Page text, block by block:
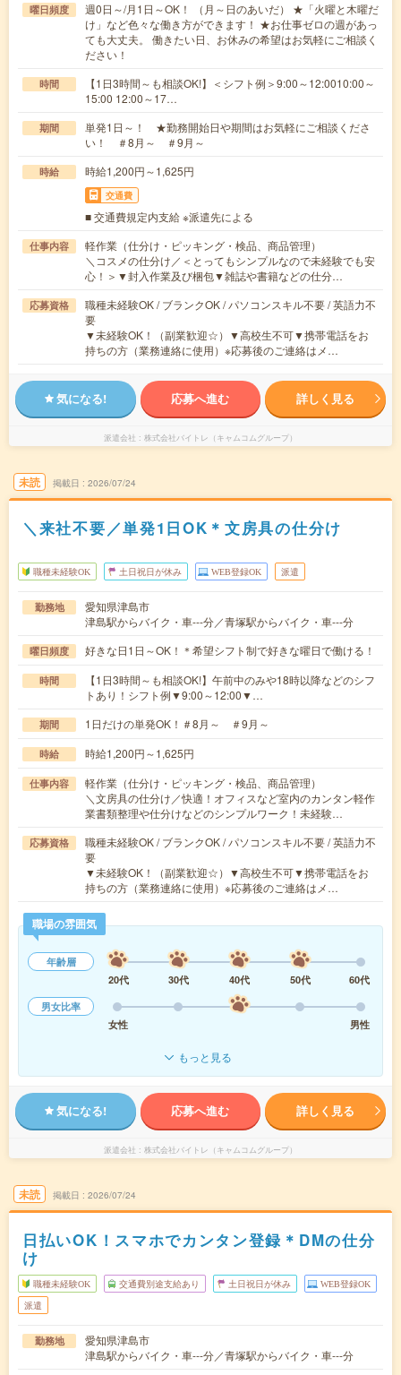
曜日頻度
週0日～/月1日～OK！ （月～日のあいだ） ★「火曜と木曜だ
け」など色々な働き方ができます！ ★お仕事ゼロの週があっ
ても大丈夫。 働きたい日、お休みの希望はお気軽にご相談く
ださい！
時間
【1日3時間～も相談OK!】＜シフト例＞9:00～12:0010:00～
15:00 12:00～17…
期間
単発1日～！ ★勤務開始日や期間はお気軽にご相談くださ
い！ ＃8月～ ＃9月～
時給 時給1,200円～1,625円
交通費
■ 交通費規定内支給 ※派遣先による
仕事内容
軽作業（仕分け・ピッキング・検品、商品管理）
＼コスメの仕分け／＜とってもシンプルなので未経験でも安
心！＞▼封入作業及び梱包▼雑誌や書籍などの仕分…
応募資格
職種未経験OK / ブランクOK / パソコンスキル不要 / 英語力不
要
▼未経験OK！（副業歓迎☆）▼高校生不可▼携帯電話をお
持ちの方（業務連絡に使用）※応募後のご連絡はメ…
気になる! 応募へ進む 詳しく見る
派遣会社 株式会社バイトレ（キャムコムグループ）
未読 掲載日 2026/07/24
＼来社不要／単発1日OK＊文房具の仕分け
職種未経験OK 土日祝日が休み WEB登録OK 派遣
勤務地
愛知県津島市
津島駅からバイク・車---分／青塚駅からバイク・車---分
曜日頻度 好きな日1日～OK！＊希望シフト制で好きな曜日で働ける！
時間
【1日3時間～も相談OK!】午前中のみや18時以降などのシフ
トあり！シフト例▼9:00～12:00▼…
期間 1日だけの単発OK！＃8月～ ＃9月～
時給 時給1,200円～1,625円
仕事内容
軽作業（仕分け・ピッキング・検品、商品管理）
＼文房具の仕分け／快適！オフィスなど室内のカンタン軽作
業書類整理や仕分けなどのシンプルワーク！未経験…
応募資格
職種未経験OK / ブランクOK / パソコンスキル不要 / 英語力不
要
▼未経験OK！（副業歓迎☆）▼高校生不可▼携帯電話をお
持ちの方（業務連絡に使用）※応募後のご連絡はメ…
職場の雰囲気
年齢層
20代
30代 40代 50代
60代
男女比率
女性
男性
もっと見る
気になる! 応募へ進む 詳しく見る
派遣会社 株式会社バイトレ（キャムコムグループ）
未読 掲載日 2026/07/24
日払いOK！スマホでカンタン登録＊DMの仕分
け
職種未経験OK 交通費別途支給あり 土日祝日が休み WEB登録OK
派遣
勤務地
愛知県津島市
津島駅からバイク・車---分／青塚駅からバイク・車---分